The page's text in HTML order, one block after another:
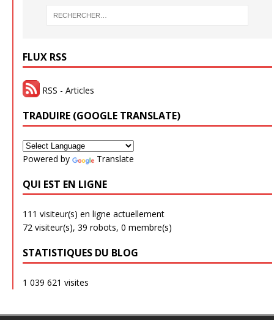
FLUX RSS
RSS - Articles
TRADUIRE (GOOGLE TRANSLATE)
Powered by Translate
QUI EST EN LIGNE
111 visiteur(s) en ligne actuellement
72 visiteur(s), 39 robots, 0 membre(s)
STATISTIQUES DU BLOG
1 039 621 visites